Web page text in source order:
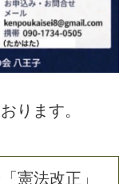
ります。
憲法改正」